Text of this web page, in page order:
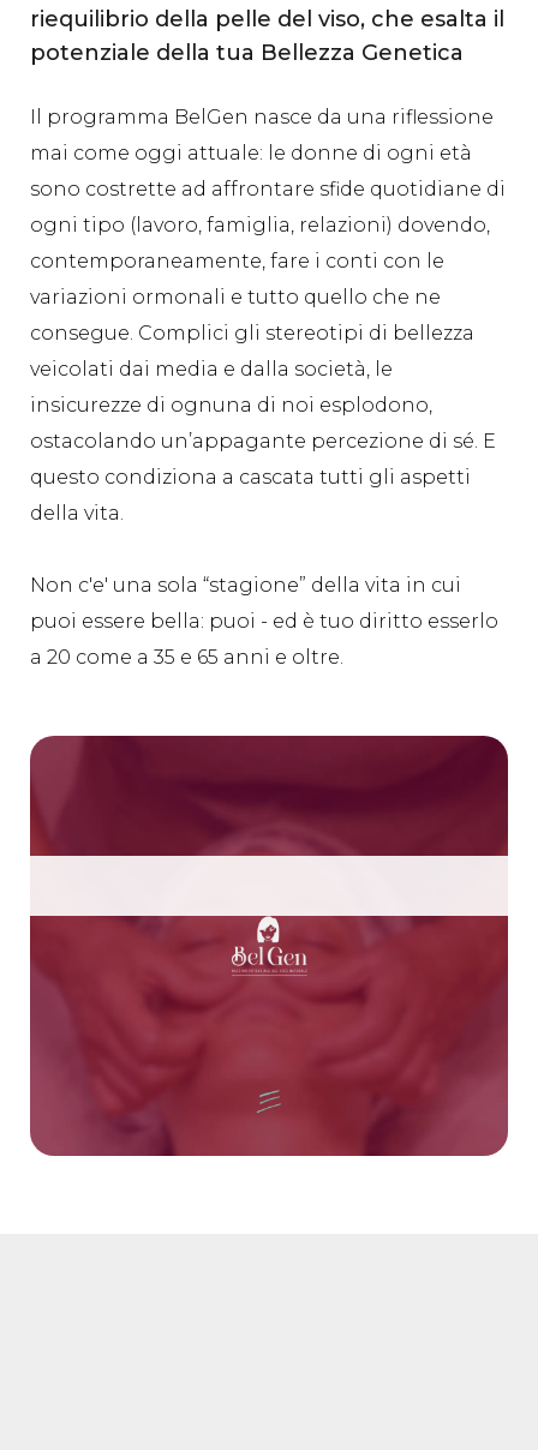
riequilibrio della pelle del viso, che esalta il
potenziale della tua Bellezza Genetica
Il programma BelGen nasce da una riflessione
mai come oggi attuale: le donne di ogni età
sono costrette ad affrontare sfide quotidiane di
ogni tipo (lavoro, famiglia, relazioni) dovendo,
contemporaneamente, fare i conti con le
variazioni ormonali e tutto quello che ne
consegue. Complici gli stereotipi di bellezza
veicolati dai media e dalla società, le
insicurezze di ognuna di noi esplodono,
ostacolando un’appagante percezione di sé. E
questo condiziona a cascata tutti gli aspetti
della vita.
Non c'e' una sola “stagione” della vita in cui
puoi essere bella: puoi - ed è tuo diritto esserlo
a 20 come a 35 e 65 anni e oltre.